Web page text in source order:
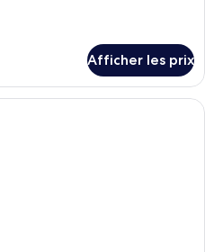
Afficher les prix
Une chambre d’hôtel avec un